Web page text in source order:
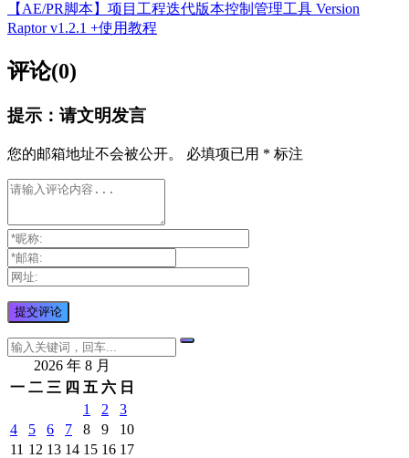
【AE/PR脚本】项目工程迭代版本控制管理工具 Version
Raptor v1.2.1 +使用教程
评论(0)
提示：请文明发言
您的邮箱地址不会被公开。 必填项已用 * 标注
2026 年 8 月
一 二 三 四 五 六 日
1
2
3
4
5 6 7 8 9
10
11 12 13 14 15 16 17